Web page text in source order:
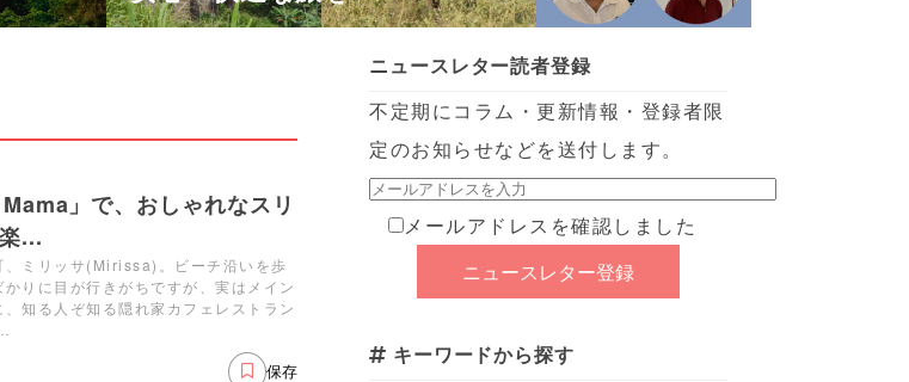
」で、おしゃれなスリ
...
、ミリッサ(Mirissa)。ビーチ沿いを歩
りに目が行きがちですが、実はメイン
知る人ぞ知る隠れ家カフェレストラン
保存
ニュースレター読者登録
不定期にコラム・更新情報・登録者限
定のお知らせなどを送付します。
メールアドレスを確認しました
キーワードから探す